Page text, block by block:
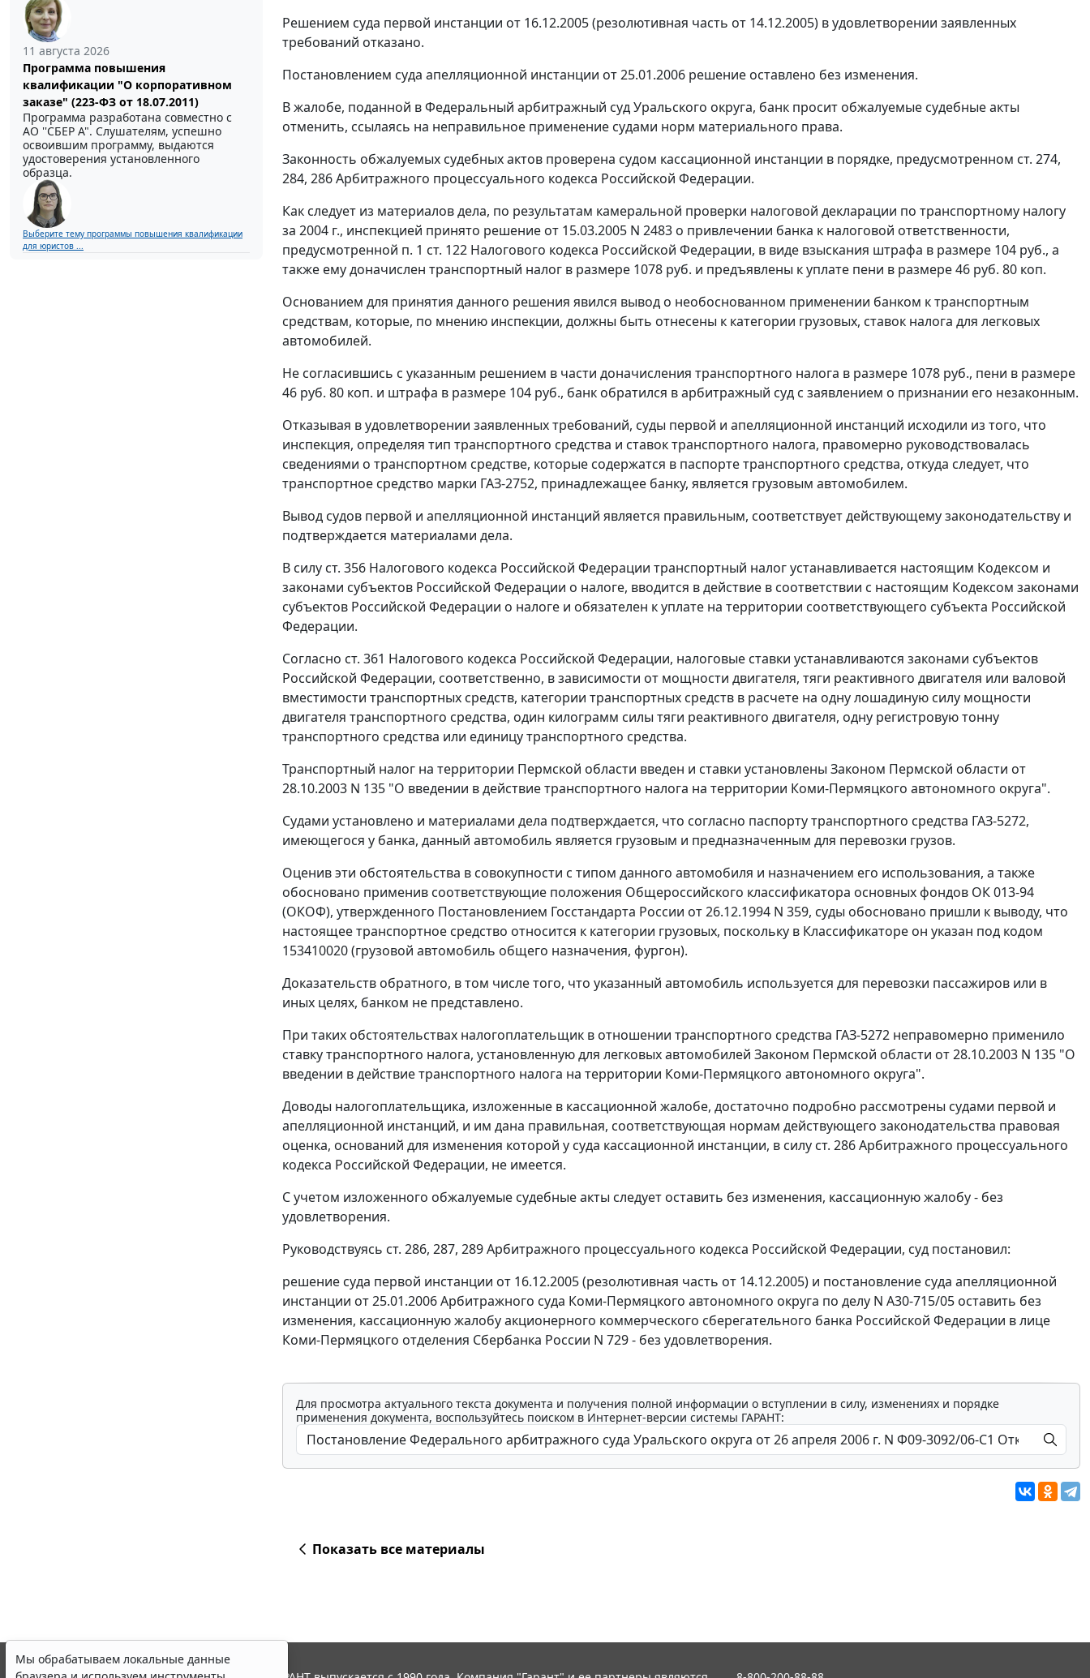
11 августа 2026
Программа повышения
квалификации "О корпоративном
заказе" (223-ФЗ от 18.07.2011)
Программа разработана совместно с
АО ''СБЕР А". Слушателям, успешно
освоившим программу, выдаются
удостоверения установленного
образца.
Выберите тему программы повышения квалификации
для юристов ...
Решением суда первой инстанции от 16.12.2005 (резолютивная часть от 14.12.2005) в удовлетворении заявленных
требований отказано.
Постановлением суда апелляционной инстанции от 25.01.2006 решение оставлено без изменения.
В жалобе, поданной в Федеральный арбитражный суд Уральского округа, банк просит обжалуемые судебные акты
отменить, ссылаясь на неправильное применение судами норм материального права.
Законность обжалуемых судебных актов проверена судом кассационной инстанции в порядке, предусмотренном ст. 274,
284, 286Арбитражного процессуального кодекса Российской Федерации.
Как следует из материалов дела, по результатам камеральной проверки налоговой декларации по транспортному налогу
за 2004 г., инспекцией принято решение от 15.03.2005 N 2483 о привлечении банка к налоговой ответственности,
предусмотренной п. 1 ст. 122 Налогового кодекса Российской Федерации, в виде взыскания штрафа в размере 104 руб., а
также ему доначислен транспортный налог в размере 1078 руб. и предъявлены к уплате пени в размере 46 руб. 80 коп.
Основанием для принятия данного решения явился вывод о необоснованном применении банком к транспортным
средствам, которые, по мнению инспекции, должны быть отнесены к категории грузовых, ставок налога для легковых
автомобилей.
Не согласившись с указанным решением в части доначисления транспортного налога в размере 1078 руб., пени в размере
46 руб. 80 коп. и штрафа в размере 104 руб., банк обратился в арбитражный суд с заявлением о признании его незаконным.
Отказывая в удовлетворении заявленных требований, суды первой и апелляционной инстанций исходили из того, что
инспекция, определяя тип транспортного средства и ставок транспортного налога, правомерно руководствовалась
сведениями о транспортном средстве, которые содержатся в паспорте транспортного средства, откуда следует, что
транспортное средство марки ГАЗ-2752, принадлежащее банку, является грузовым автомобилем.
Вывод судов первой и апелляционной инстанций является правильным, соответствует действующему законодательству и
подтверждается материалами дела.
В силу ст. 356 Налогового кодекса Российской Федерации транспортный налог устанавливается настоящим Кодексом и
законами субъектов Российской Федерации о налоге, вводится в действие в соответствии с настоящим Кодексом законами
субъектов Российской Федерации о налоге и обязателен к уплате на территории соответствующего субъекта Российской
Федерации.
Согласно ст. 361 Налогового кодекса Российской Федерации, налоговые ставки устанавливаются законами субъектов
Российской Федерации, соответственно, в зависимости от мощности двигателя, тяги реактивного двигателя или валовой
вместимости транспортных средств, категории транспортных средств в расчете на одну лошадиную силу мощности
двигателя транспортного средства, один килограмм силы тяги реактивного двигателя, одну регистровую тонну
транспортного средства или единицу транспортного средства.
Транспортный налог на территории Пермской области введен и ставки установлены Законом Пермской области от
28.10.2003 N 135 "О введении в действие транспортного налога на территории Коми-Пермяцкого автономного округа".
Судами установлено и материалами дела подтверждается, что согласно паспорту транспортного средства ГАЗ-5272,
имеющегося у банка, данный автомобиль является грузовым и предназначенным для перевозки грузов.
Оценив эти обстоятельства в совокупности с типом данного автомобиля и назначением его использования, а также
обосновано применив соответствующие положения Общероссийского классификатора основных фондов ОК 013-94
(ОКОФ), утвержденного Постановлением Госстандарта России от 26.12.1994 N 359, суды обосновано пришли к выводу, что
настоящее транспортное средство относится к категории грузовых, поскольку в Классификаторе он указан под кодом
153410020 (грузовой автомобиль общего назначения, фургон).
Доказательств обратного, в том числе того, что указанный автомобиль используется для перевозки пассажиров или в
иных целях, банком не представлено.
При таких обстоятельствах налогоплательщик в отношении транспортного средства ГАЗ-5272 неправомерно применило
ставку транспортного налога, установленную для легковых автомобилей Законом Пермской области от 28.10.2003 N 135 "О
введении в действие транспортного налога на территории Коми-Пермяцкого автономного округа".
Доводы налогоплательщика, изложенные в кассационной жалобе, достаточно подробно рассмотрены судами первой и
апелляционной инстанций, и им дана правильная, соответствующая нормам действующего законодательства правовая
оценка, оснований для изменения которой у суда кассационной инстанции, в силу ст. 286Арбитражного процессуального
кодекса Российской Федерации, не имеется.
С учетом изложенного обжалуемые судебные акты следует оставить без изменения, кассационную жалобу - без
удовлетворения.
Руководствуясь ст. 286, 287, 289Арбитражного процессуального кодекса Российской Федерации, суд постановил:
решение суда первой инстанции от 16.12.2005 (резолютивная часть от 14.12.2005) и постановление суда апелляционной
инстанции от 25.01.2006 Арбитражного суда Коми-Пермяцкого автономного округа по делу N А30-715/05 оставить без
изменения, кассационную жалобу акционерного коммерческого сберегательного банка Российской Федерации в лице
Коми-Пермяцкого отделения Сбербанка России N 729 - без удовлетворения.
Для просмотра актуального текста документа и получения полной информации о вступлении в силу, изменениях и порядке
применения документа, воспользуйтесь поиском в Интернет-версии системы ГАРАНТ:
Показать все материалы
Мы обрабатываем локальные данные